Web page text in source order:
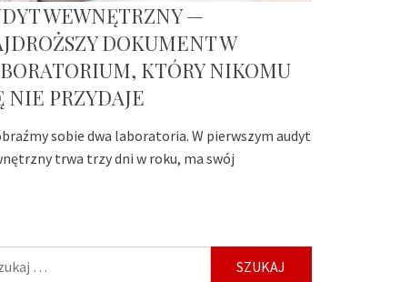
WEWNĘTRZNY —
DOKUMENT W
KTÓRY NIKOMU
NIE PRZYDAJE
sobie dwa laboratoria. W pierwszym audyt
trwa trzy dni w roku, ma swój